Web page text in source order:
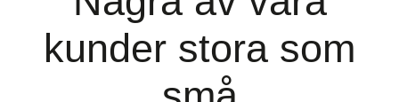
kunder stora som